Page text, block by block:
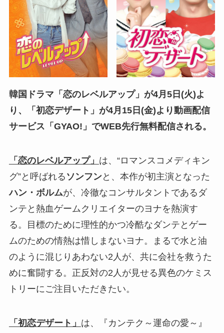
韓国ドラマ「恋のレベルアップ」が4月5日(火)よ
り、「初恋デザート」が4月15日(金)より動画配信
サービス「GYAO!」でWEB先行無料配信される。
「恋のレベルアップ」 は、“ロマンスコメディキン
グ”と呼ばれる ソンフンと、本作が初主演となった
ハン・ボルムが、冷徹なコンサルタントであるダ
ンテと熱血ゲームクリエイターのヨナを熱演す
る。目標のために理性的かつ冷酷なダンテとゲー
ムのための情熱は惜しまないヨナ。まるで水と油
のように混じりあわない2人が、共に会社を救うた
めに奮闘する。正反対の2人が見せる異色のケミス
トリーにご注目いただきたい。
「初恋デザート」 は、『カンテク～運命の愛～』